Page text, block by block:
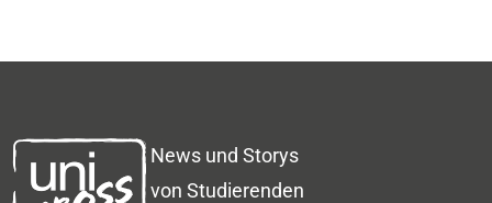
News und Storys
von Studierenden